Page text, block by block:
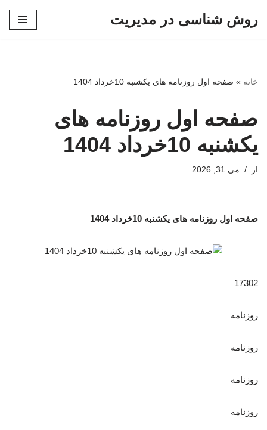
روش شناسی در مدیریت
خانه » صفحه اول روزنامه های یکشنبه 10خرداد 1404
صفحه اول روزنامه های
یکشنبه 10خرداد 1404
از می 31, 2026
صفحه اول روزنامه های یکشنبه 10خرداد 1404
17302
روزنامه
روزنامه
روزنامه
روزنامه